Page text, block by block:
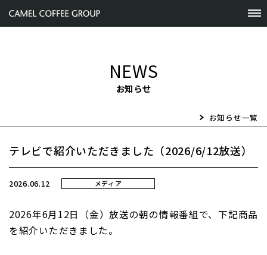
NEWS
お知らせ
お知らせ一覧
テレビで紹介いただきました（2026/6/12放送）
2026.06.12 メディア
2026年6月12日（金）放送の朝の情報番組で、下記商品
を紹介いただきました。